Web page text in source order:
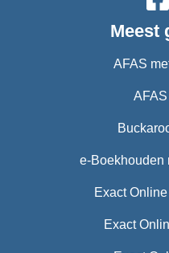
Meest
AFAS
e-Boekhouden
Exact
Exact